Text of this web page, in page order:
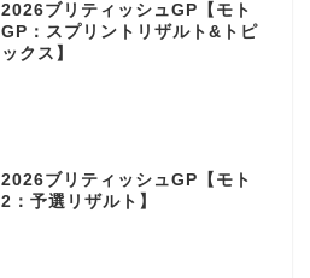
2026ブリティッシュGP【モト
GP：スプリントリザルト&トピ
ックス】
2026ブリティッシュGP【モト
2：予選リザルト】